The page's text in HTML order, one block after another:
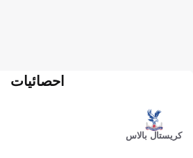
كريستال بالاس
احصائيات